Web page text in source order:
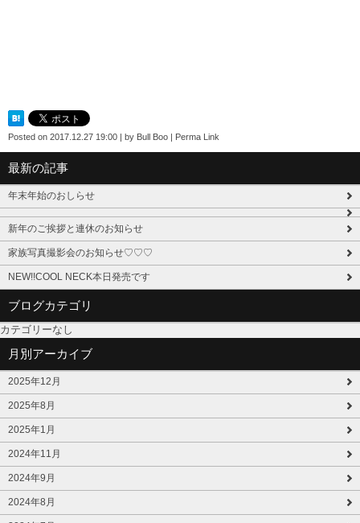
Posted on 2017.12.27 19:00 | by Bull Boo | Perma Link
最新の記事
年末年始のおしらせ
新年のご挨拶と連休のお知らせ
家族写真撮影会のお知らせ♡♡♡
NEW!!COOL NECK本日発売です
ブログカテゴリ
カテゴリーなし
月別アーカイブ
2025年12月
2025年8月
2025年1月
2024年11月
2024年9月
2024年8月